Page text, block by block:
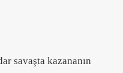
savaşta kazananın